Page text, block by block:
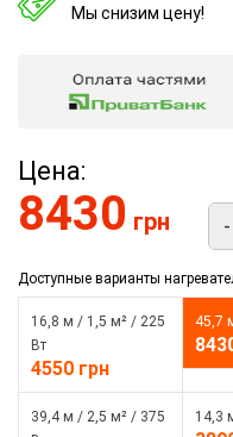
Мы снизим цену!
Цена:
8430 грн -
Доступные варианты
16,8 м / 1,5 м² / 225
Вт
4550 грн
45,7
39,4 м / 2,5 м² / 375
14,3